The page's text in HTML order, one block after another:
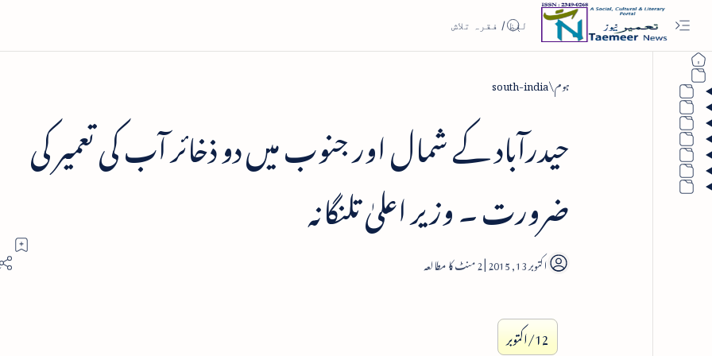
ہوم south-india
حیدرآباد کے شمال اور جنوب میں دو ذخائر آب کی تعمیر کی
ضرورت ۔ وزیر اعلیٰ تلنگانہ
2
12/اکتوبر